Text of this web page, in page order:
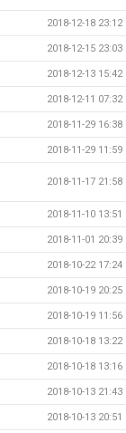
2018-12-18 23:12
2018-12-15 23:03
2018-12-13 15:42
2018-12-11 07:32
2018-11-29 16:38
2018-11-29 11:59
2018-11-17 21:58
2018-11-10 13:51
2018-11-01 20:39
2018-10-22 17:24
2018-10-19 20:25
2018-10-19 11:56
2018-10-18 13:22
2018-10-18 13:16
2018-10-13 21:43
2018-10-13 20:51